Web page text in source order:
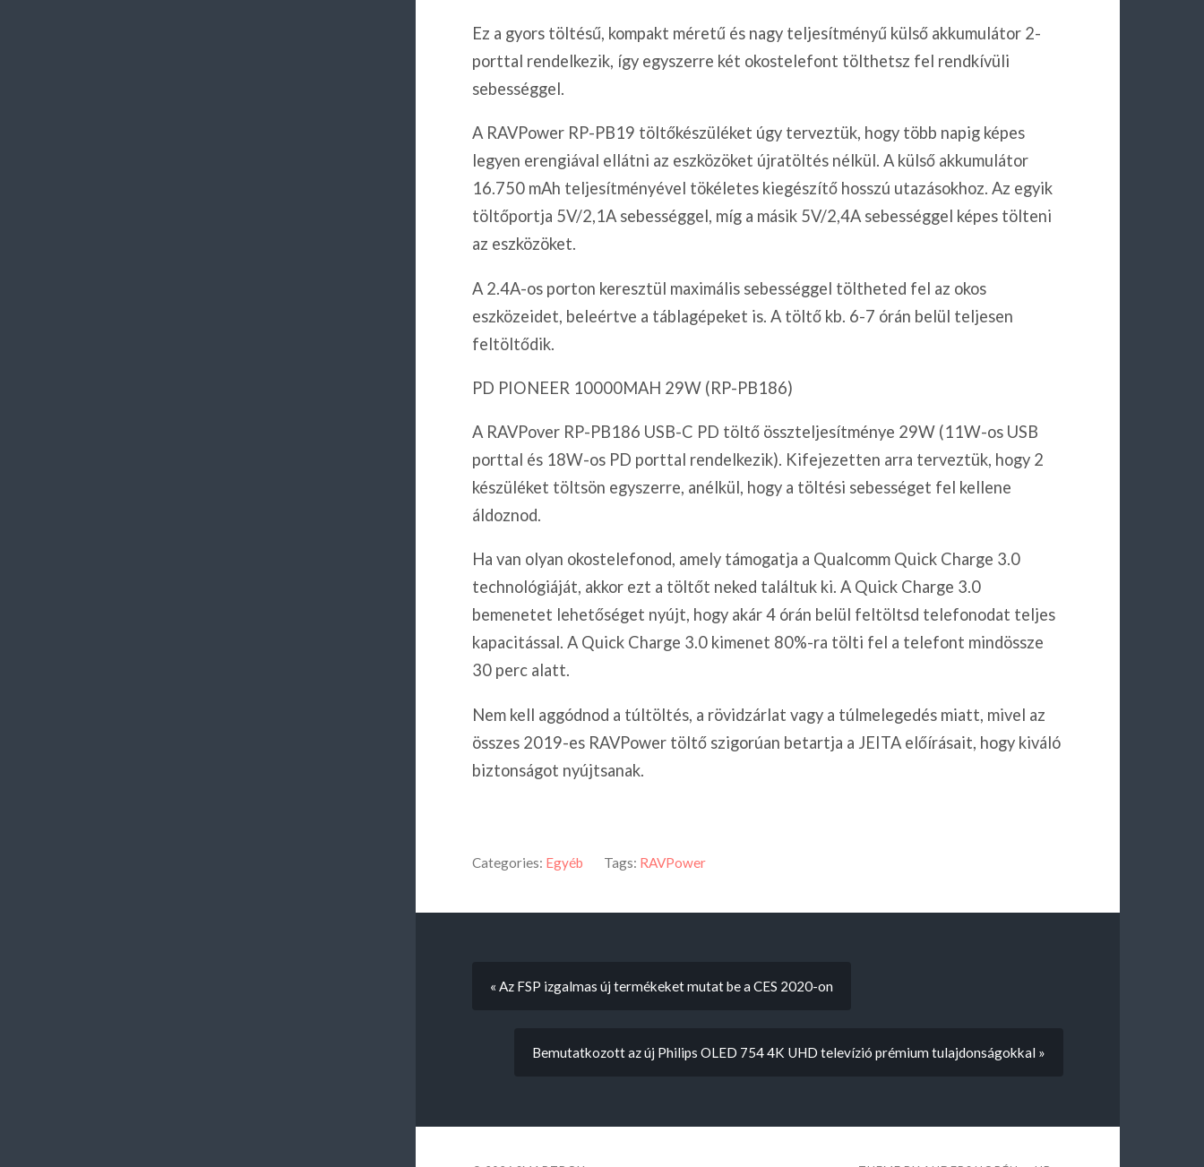
Ez a gyors töltésű, kompakt méretű és nagy teljesítményű külső akkumulátor 2-
porttal rendelkezik, így egyszerre két okostelefont tölthetsz fel rendkívüli
sebességgel.
A RAVPower RP-PB19 töltőkészüléket úgy terveztük, hogy több napig képes
legyen erengiával ellátni az eszközöket újratöltés nélkül. A külső akkumulátor
16.750 mAh teljesítményével tökéletes kiegészítő hosszú utazásokhoz. Az egyik
töltőportja 5V/2,1A sebességgel, míg a másik 5V/2,4A sebességgel képes tölteni
az eszközöket.
A 2.4A-os porton keresztül maximális sebességgel töltheted fel az okos
eszközeidet, beleértve a táblagépeket is. A töltő kb. 6-7 órán belül teljesen
feltöltődik.
PD PIONEER 10000MAH 29W (RP-PB186)
A RAVPover RP-PB186 USB-C PD töltő összteljesítménye 29W (11W-os USB
porttal és 18W-os PD porttal rendelkezik). Kifejezetten arra terveztük, hogy 2
készüléket töltsön egyszerre, anélkül, hogy a töltési sebességet fel kellene
áldoznod.
Ha van olyan okostelefonod, amely támogatja a Qualcomm Quick Charge 3.0
technológiáját, akkor ezt a töltőt neked találtuk ki. A Quick Charge 3.0
bemenetet lehetőséget nyújt, hogy akár 4 órán belül feltöltsd telefonodat teljes
kapacitással. A Quick Charge 3.0 kimenet 80%-ra tölti fel a telefont mindössze
30 perc alatt.
Nem kell aggódnod a túltöltés, a rövidzárlat vagy a túlmelegedés miatt, mivel az
összes 2019-es RAVPower töltő szigorúan betartja a JEITA előírásait, hogy kiváló
biztonságot nyújtsanak.
Categories: Egyéb Tags: RAVPower
« Az FSP izgalmas új termékeket mutat be a CES 2020-on
Bemutatkozott az új Philips OLED 754 4K UHD televízió prémium tulajdonságokkal »